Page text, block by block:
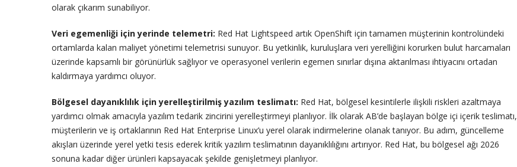
olarak çıkarım sunabiliyor.
Veri egemenliği için yerinde telemetri: Red Hat Lightspeed artık OpenShift için tamamen müşterinin kontrolündeki
ortamlarda kalan maliyet yönetimi telemetrisi sunuyor. Bu yetkinlik, kuruluşlara veri yerelliğini korurken bulut harcamaları
üzerinde kapsamlı bir görünürlük sağlıyor ve operasyonel verilerin egemen sınırlar dışına aktarılması ihtiyacını ortadan
kaldırmaya yardımcı oluyor.
Bölgesel dayanıklılık için yerelleştirilmiş yazılım teslimatı: Red Hat, bölgesel kesintilerle ilişkili riskleri azaltmaya
yardımcı olmak amacıyla yazılım tedarik zincirini yerelleştirmeyi planlıyor. İlk olarak AB’de başlayan bölge içi içerik teslimatı,
müşterilerin ve iş ortaklarının Red Hat Enterprise Linux’u yerel olarak indirmelerine olanak tanıyor. Bu adım, güncelleme
akışları üzerinde yerel yetki tesis ederek kritik yazılım teslimatının dayanıklılığını artırıyor. Red Hat, bu bölgesel ağı 2026
sonuna kadar diğer ürünleri kapsayacak şekilde genişletmeyi planlıyor.